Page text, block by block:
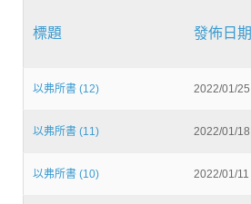
標題 發佈日期
以弗所書 (12) 2022/01/25
以弗所書 (11) 2022/01/18
以弗所書 (10) 2022/01/11